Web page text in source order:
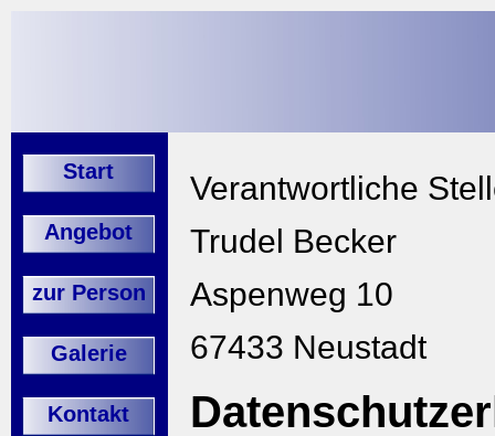
Start
Angebot
zur Person
Galerie
Kontakt
Verantwortliche
Trudel Becker
Aspenweg 10
67433 Neustadt